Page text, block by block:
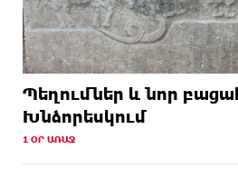
Պեղումներ և նոր
Խնձորեսկում
1 ՕՐ ԱՌԱՋ